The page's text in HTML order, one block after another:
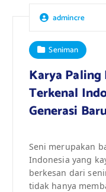
admincre
Seniman
Karya Paling
Terkenal
Generasi
Seni merupakan
Indonesia yang
berkesan dari
tidak hanya